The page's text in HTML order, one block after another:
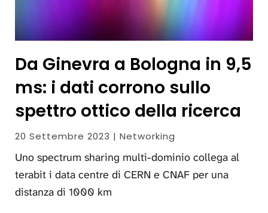
Da Ginevra a Bologna in 9,5
ms: i dati corrono sullo
spettro ottico della ricerca
20 Settembre 2023 | Networking
Uno spectrum sharing multi-dominio collega al
terabit i data centre di CERN e CNAF per una
distanza di 1000 km